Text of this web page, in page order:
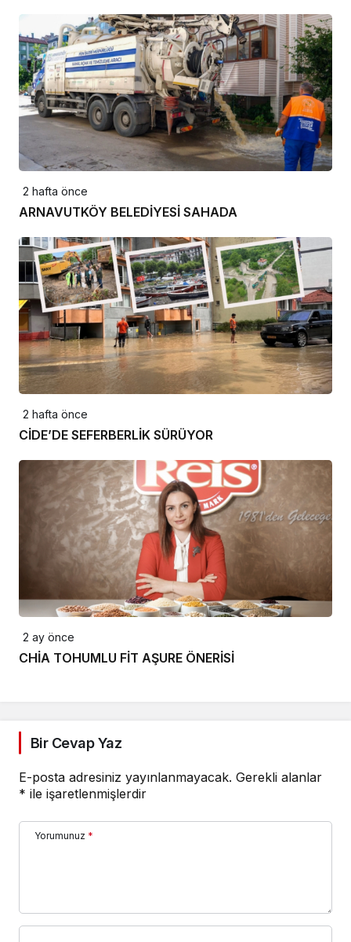
2 hafta önce
ARNAVUTKÖY BELEDİYESİ SAHADA
2 hafta önce
CİDE’DE SEFERBERLİK SÜRÜYOR
2 ay önce
CHİA TOHUMLU FİT AŞURE ÖNERİSİ
Bir Cevap Yaz
E-posta adresiniz yayınlanmayacak. Gerekli alanlar
* ile işaretlenmişlerdir
Yorumunuz *